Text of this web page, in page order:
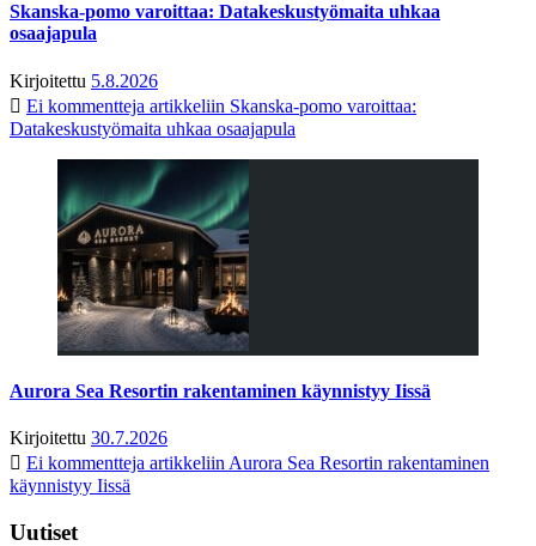
Skanska-pomo varoittaa: Datakeskustyömaita uhkaa
osaajapula
Kirjoitettu 5.8.2026
Ei kommentteja artikkeliin Skanska-pomo varoittaa:
Datakeskustyömaita uhkaa osaajapula
Aurora Sea Resortin rakentaminen käynnistyy Iissä
Kirjoitettu 30.7.2026
Ei kommentteja artikkeliin Aurora Sea Resortin rakentaminen
käynnistyy Iissä
Uutiset